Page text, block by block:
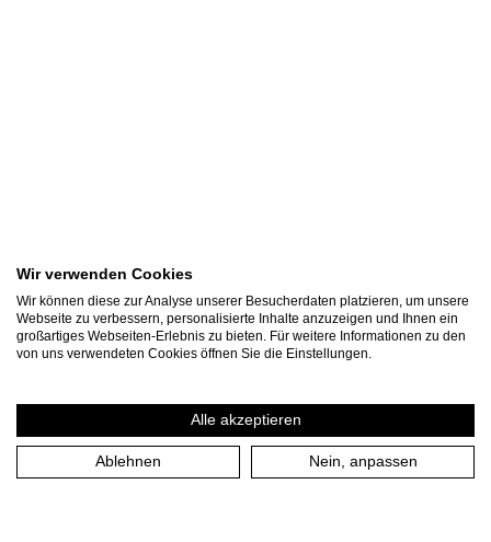
Wir verwenden Cookies
Wir können diese zur Analyse unserer Besucherdaten platzieren, um unsere
Webseite zu verbessern, personalisierte Inhalte anzuzeigen und Ihnen ein
großartiges Webseiten-Erlebnis zu bieten. Für weitere Informationen zu den
von uns verwendeten Cookies öffnen Sie die Einstellungen.
Alle akzeptieren
Ablehnen Nein, anpassen